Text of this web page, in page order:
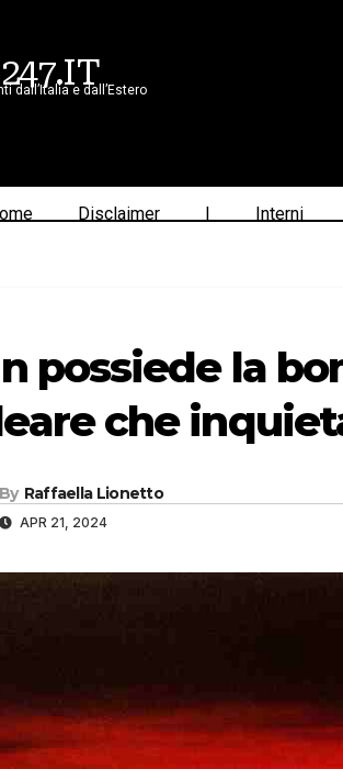
dall’Italia e dall’Estero
Disclaimer | Interni
possiede la
che
By Raffaella Lionetto
APR 21, 2024